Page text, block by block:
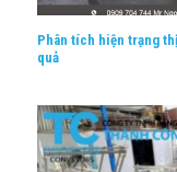
Phân tích hiện trạng
quả